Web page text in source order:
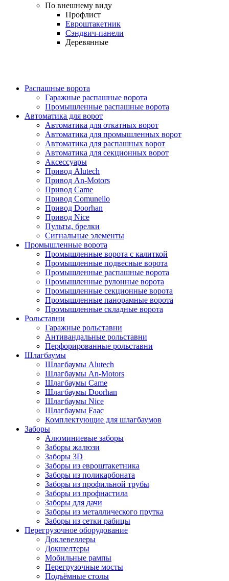
По внешнему виду
Профлист
Евроштакетник
Сэндвич-панели
Деревянные
Распашные ворота
Гаражные распашные ворота
Промышленные распашные ворота
Автоматика для ворот
Автоматика для откатных ворот
Автоматика для промышленных ворот
Автоматика для распашных ворот
Автоматика для секционных ворот
Аксессуары
Привод Alutech
Привод An-Motors
Привод Came
Привод Comunello
Привод Doorhan
Привод Nice
Пульты, брелки
Сигнальные элементы
Промышленные ворота
Промышленные ворота с калиткой
Промышленные подвесные ворота
Промышленные распашные ворота
Промышленные рулонные ворота
Промышленные секционные ворота
Промышленные панорамные ворота
Промышленные складные ворота
Рольставни
Гаражные рольставни
Антивандальные рольставни
Перфорированные рольставни
Шлагбаумы
Шлагбаумы Alutech
Шлагбаумы An-Motors
Шлагбаумы Came
Шлагбаумы Doorhan
Шлагбаумы Nice
Шлагбаумы Faac
Комплектующие для шлагбаумов
Заборы
Алюминиевые заборы
Заборы жалюзи
Заборы 3D
Заборы из евроштакетника
Заборы из поликарбоната
Заборы из профильной трубы
Заборы из профнастила
Заборы для дачи
Заборы из металлического прутка
Заборы из сетки рабицы
Перегрузочное оборудование
Доклевеллеры
Докшелтеры
Мобильные рампы
Перегрузочные мосты
Подъёмные столы